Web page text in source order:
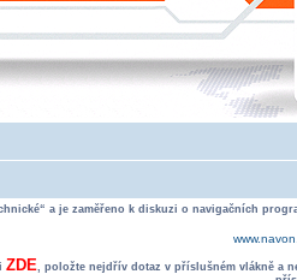
a je zaměřeno k diskuzi o navigačních
ZDE, položte nejdřív dotaz v příslušném vlákně a